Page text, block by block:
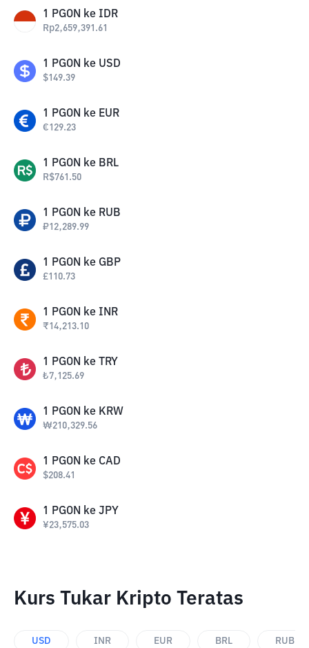
1 PGON ke IDR
Rp2,659,391.61
1 PGON ke USD
$149.39
1 PGON ke EUR
€129.23
1 PGON ke BRL
R$761.50
1 PGON ke RUB
₽12,289.99
1 PGON ke GBP
£110.73
1 PGON ke INR
₹14,213.10
1 PGON ke TRY
₺7,125.69
1 PGON ke KRW
₩210,329.56
1 PGON ke CAD
$208.41
1 PGON ke JPY
¥23,575.03
Kurs Tukar Kripto Teratas
USD INR EUR BRL RUB